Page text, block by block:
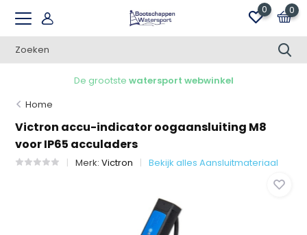
0 0
De grootstewatersport webwinkel
Home
Victron accu-indicator oogaansluiting M8
voor IP65 acculaders
Merk:Victron Bekijk alles Aansluitmateriaal